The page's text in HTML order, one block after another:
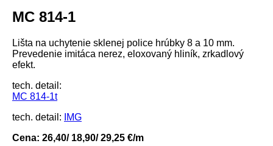
MC 814-1
Lišta na uchytenie sklenej police hrúbky 8 a 10 mm.
Prevedenie imitáca nerez, eloxovaný hliník, zrkadlový
efekt.
tech. detail:
MC 814-1t
tech. detail:
IMG
Cena: 26,40/ 18,90/ 29,25 €/m